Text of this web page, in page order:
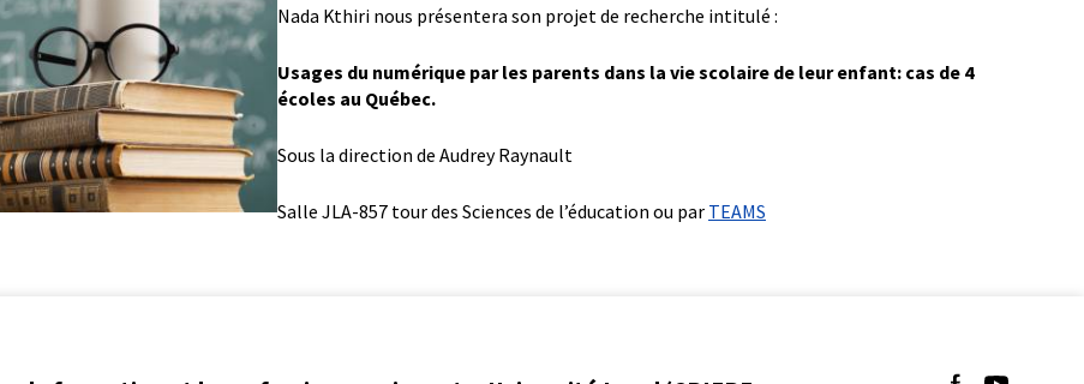
Nada Kthiri nous présentera son projet de recherche intitulé :
Usages du numérique par les parents dans la vie scolaire de leur enfant: cas de 4
écoles au Québec.
Sous la direction de Audrey Raynault
Salle JLA-857 tour des Sciences de l’éducation ou par TEAMS
Suivez-nous sur
Suivez-nous